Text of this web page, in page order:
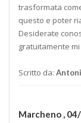
trasformata
questo e poter
Desiderate
gratuitamente
Scritto da:
Marcheno ,